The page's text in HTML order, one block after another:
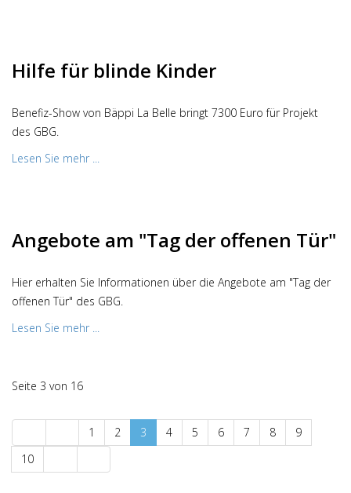
Hilfe für blinde Kinder
Benefiz-Show von Bäppi La Belle bringt 7300 Euro für Projekt
des GBG.
Lesen Sie mehr ...
Angebote am "Tag der offenen Tür"
Hier erhalten Sie Informationen über die Angebote am "Tag der
offenen Tür" des GBG.
Lesen Sie mehr ...
Seite 3 von 16
1 2 3 4 5 6 7 8
9
10